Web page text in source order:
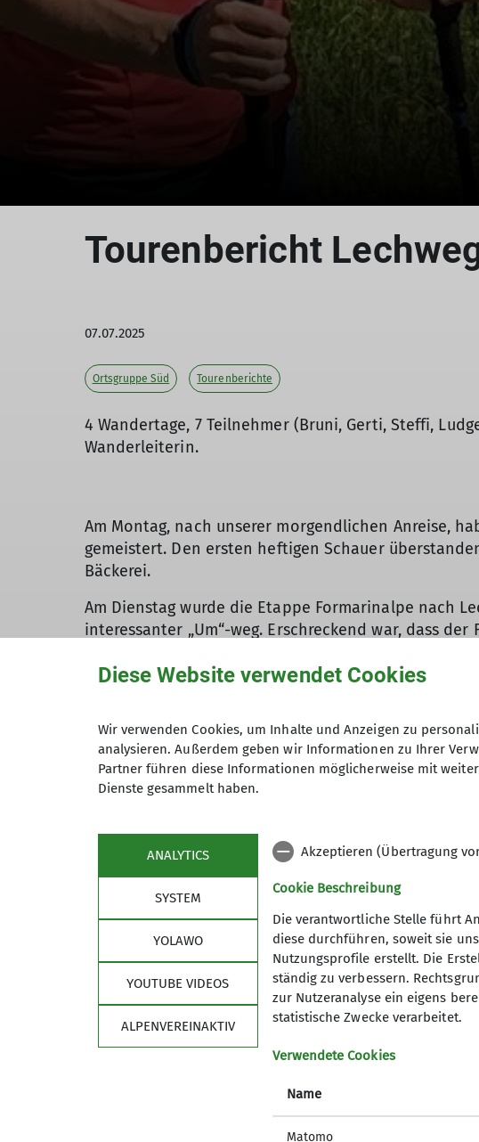
Tourenbericht
07.07.2025
Ortsgruppe Süd Tourenberichte
4 Wandertage, 7 Teilnehmer (Bruni, Gerti, Steffi,
Wanderleiterin.
Am Montag, nach unserer morgendlichen Anreise,
gemeistert. Den ersten heftigen Schauer
Bäckerei.
Am Dienstag wurde die Etappe Formarinalpe nach
interessanter „Um“-weg. Erschreckend war, dass
Weiter ging es zum Fischteich in Zug, wo es
Am Mittwoch waren 28 Grad vorhergesagt und wir
ab da ging es glücklicherweise durch den Wald,
Später dann bergab bis wir endlich den Lech kurz
Steeg während der Wartezeit auf den Bus.
Am Donnerstag war ab 14 Uhr Gewitter
Tour: über die 200 m und 110 m hohe Hängebrücke
Schön war’s, warm war’s, auch sehr schwül,
leichten Tagesrucksack tragen. Die Etappen
Danke an alle und vielleicht bis zu einer nächsten
Diese Website verwendet Cookies
Wir verwenden Cookies, um Inhalte und Anzeigen zu
analysieren. Außerdem geben wir Informationen zu Ihrer
Partner führen diese Informationen möglicherweise mit
Dienste gesammelt haben.
ANALYTICS
SYSTEM
YOLAWO
YOUTUBE VIDEOS
ALPENVEREINAKTIV
Akzeptieren (Übertragung
Cookie Beschreibung
Die verantwortliche Stelle führt
diese durchführen, soweit sie
Nutzungsprofile erstellt. Die
ständig zu verbessern.
zur Nutzeranalyse ein eigens
statistische Zwecke verarbeitet.
Verwendete Cookies
Name
Matomo